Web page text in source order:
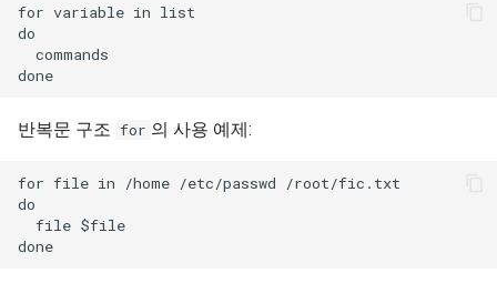
for variable in list
do
  commands
반복문 구조 for 의 사용 예제:
for file in /home /etc/passwd /root/fic.txt
do
  file $file